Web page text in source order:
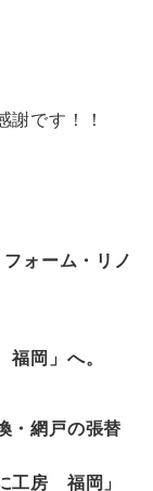
謝です！！
ォーム・リノ
福岡 」へ。
・網戸の張替
工房 福岡 」